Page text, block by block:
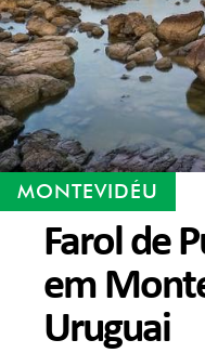
MONTEVIDÉU
Farol de
em
Uruguai